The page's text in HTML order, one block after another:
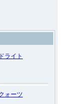
ライト
ォーツ